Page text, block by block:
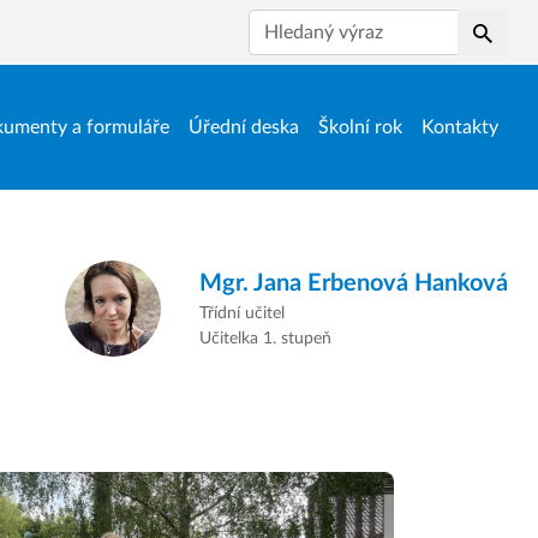
a formuláře Úřední deska Školní rok Kontakty
Hledat
Mgr. Jana Erbenová Hanková
Třídní učitel
Učitelka 1. stupeň